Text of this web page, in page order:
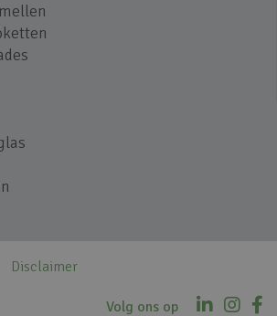
Disclaimer
Volg ons op